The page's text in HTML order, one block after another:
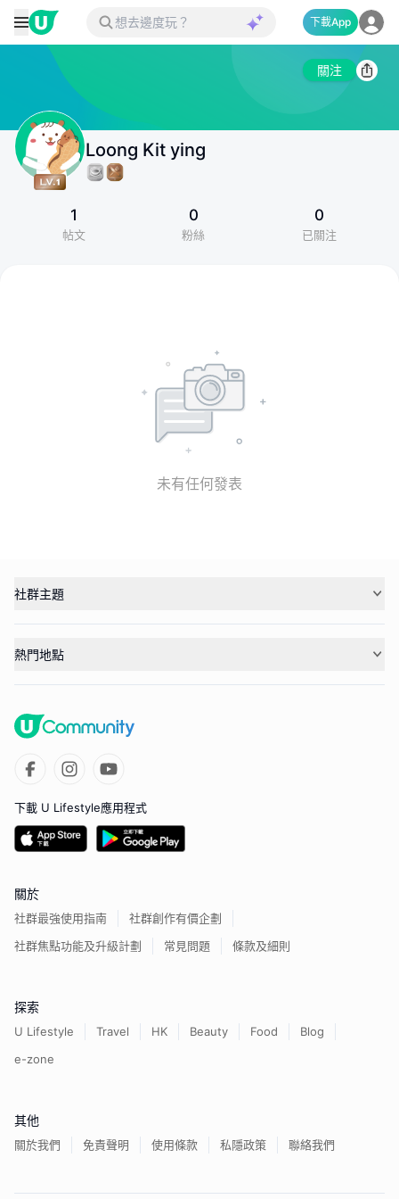
下載App
關注
Loong Kit ying
1
帖文
0
粉絲
0
已關注
未有任何發表
社群主題
熱門地點
下載 U Lifestyle應用程式
關於
社群最強使用指南
社群創作有價企劃
社群焦點功能及升級計劃
常見問題 條款及細則
探索
U Lifestyle Travel HK Beauty Food
Blog
e-zone
其他
關於我們 免責聲明 使用條款 私隱政策 聯絡我們